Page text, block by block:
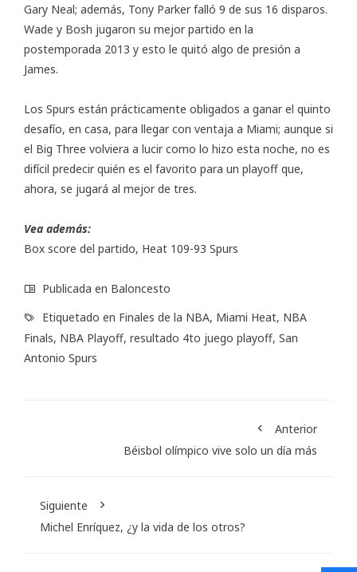
Gary Neal; además, Tony Parker falló 9 de sus 16 disparos.
Wade y Bosh jugaron su mejor partido en la
postemporada 2013 y esto le quitó algo de presión a
James.
Los Spurs están prácticamente obligados a ganar el quinto
desafío, en casa, para llegar con ventaja a Miami; aunque si
el Big Three volviera a lucir como lo hizo esta noche, no es
difícil predecir quién es el favorito para un playoff que,
ahora, se jugará al mejor de tres.
Vea además:
Box score del partido, Heat 109-93 Spurs
Publicada en Baloncesto
Etiquetado en Finales de la NBA, Miami Heat, NBA
Finals, NBA Playoff, resultado 4to juego playoff, San
Antonio Spurs
Anterior
Béisbol olímpico vive solo un día más
Siguiente
Michel Enríquez, ¿y la vida de los otros?